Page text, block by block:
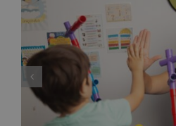
Deputata PNL
de lege care
exercitare a
gestionează